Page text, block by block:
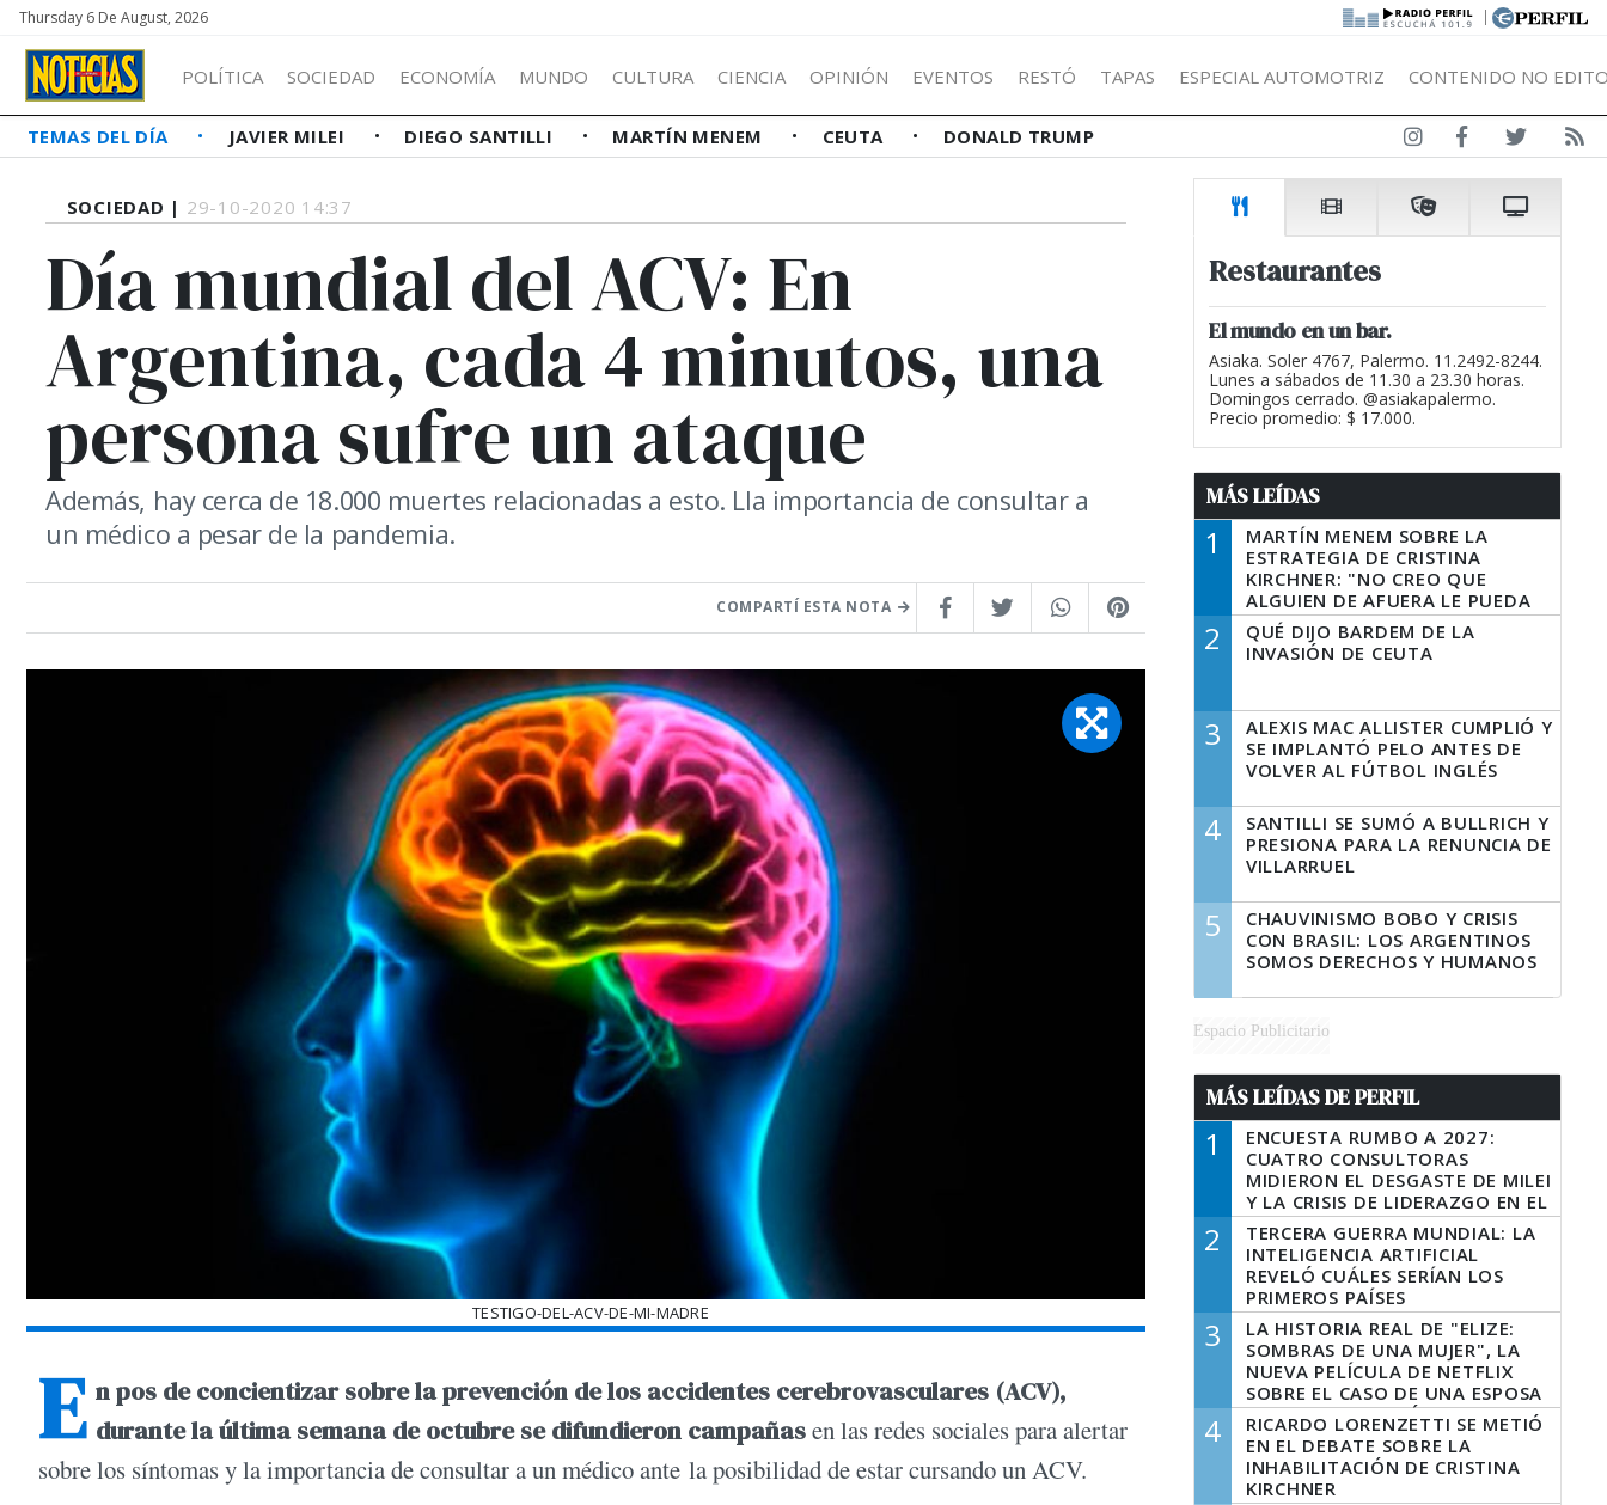
Thursday 6 De August, 2026 |
POLÍTICA SOCIEDAD ECONOMÍA MUNDO CULTURA CIENCIA OPINIÓN EVENTOS RESTÓ TAPAS ESPECIAL AUTOMOTRIZ CONTENIDO NO
TEMAS DEL DÍA JAVIER MILEI DIEGO SANTILLI MARTÍN MENEM CEUTA DONALD TRUMP
SOCIEDAD | 29-10-2020 14:37
Día mundial del ACV: En
Argentina, cada 4 minutos, una
persona sufre un ataque
Además, hay cerca de 18.000 muertes relacionadas a esto. Lla importancia de consultar a
un médico a pesar de la pandemia.
COMPARTÍ ESTA NOTA
TESTIGO-DEL-ACV-DE-MI-MADRE
E n pos de concientizar sobre la prevención de los accidentes cerebrovasculares (ACV),
durante la última semana de octubre se difundieron campañasen las redes sociales para alertar
sobre los síntomas y la importancia de consultar a un médico ante la posibilidad de estar cursando un ACV.
Restaurantes
El mundo en un bar.
Asiaka. Soler 4767, Palermo. 11.2492-8244.
Lunes a sábados de 11.30 a 23.30 horas.
Domingos cerrado. @asiakapalermo.
Precio promedio: $ 17.000.
MÁS LEÍDAS
1
MARTÍN MENEM SOBRE LA
ESTRATEGIA DE CRISTINA
KIRCHNER: "NO CREO QUE
ALGUIEN DE AFUERA LE PUEDA
DECIR A LA JUSTICIA LO QUE
TIENE QUE HACER"
2
QUÉ DIJO BARDEM DE LA
INVASIÓN DE CEUTA
3
ALEXIS MAC ALLISTER CUMPLIÓ Y
SE IMPLANTÓ PELO ANTES DE
VOLVER AL FÚTBOL INGLÉS
4
SANTILLI SE SUMÓ A BULLRICH Y
PRESIONA PARA LA RENUNCIA DE
VILLARRUEL
5
CHAUVINISMO BOBO Y CRISIS
CON BRASIL: LOS ARGENTINOS
SOMOS DERECHOS Y HUMANOS
Espacio Publicitario
MÁS LEÍDAS DE PERFIL
1
ENCUESTA RUMBO A 2027:
CUATRO CONSULTORAS
MIDIERON EL DESGASTE DE MILEI
Y LA CRISIS DE LIDERAZGO EN EL
PERONISMO
2
TERCERA GUERRA MUNDIAL: LA
INTELIGENCIA ARTIFICIAL
REVELÓ CUÁLES SERÍAN LOS
PRIMEROS PAÍSES
LATINOAMERICANOS EN SER
DERROTADOS
3
LA HISTORIA REAL DE "ELIZE:
SOMBRAS DE UNA MUJER", LA
NUEVA PELÍCULA DE NETFLIX
SOBRE EL CASO DE UNA ESPOSA
QUE DESCUARTIZÓ A SU
MARIDO
4
RICARDO LORENZETTI SE METIÓ
EN EL DEBATE SOBRE LA
INHABILITACIÓN DE CRISTINA
KIRCHNER